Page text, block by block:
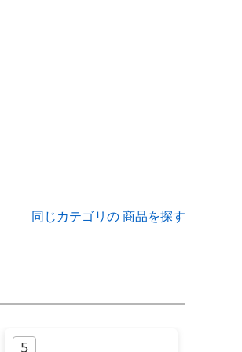
同じカテゴリの 商品を探す